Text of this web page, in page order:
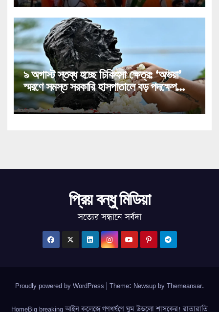
৯ অগাস্ট স্তব্ধ হচ্ছে চিকিৎসা ক্ষেত্র: ‘অভয়া’
স্মরণে সমস্ত সরকারি হাসপাতালে বড় পদক্ষেপ
প্রশাসনের!
প্রিয় বন্ধু মিডিয়া
সত্যের সন্ধানে সর্বদা
Proudly powered by WordPress Theme: Newsup by Themeansar.
HomeBig breaking আইন কলেজে গণধর্ষণে ঘুম উড়লো শাসকের! রাতারাতি